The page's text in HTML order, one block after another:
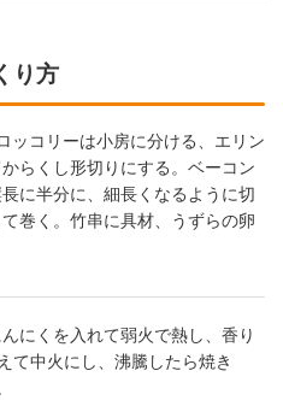
り方
ッコリーは小房に分ける、エリン
らくし形切りにする。ベーコン
に半分に、細長くなるように切
巻く。竹串に具材、うずらの卵
にくを入れて弱火で熱し、香り
て中火にし、沸騰したら焼き